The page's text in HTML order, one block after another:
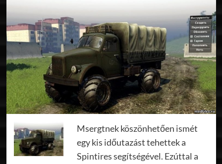
Msergtnek köszönhetően ismét
egy kis időutazást tehettek a
Spintires segítségével. Ezúttal a